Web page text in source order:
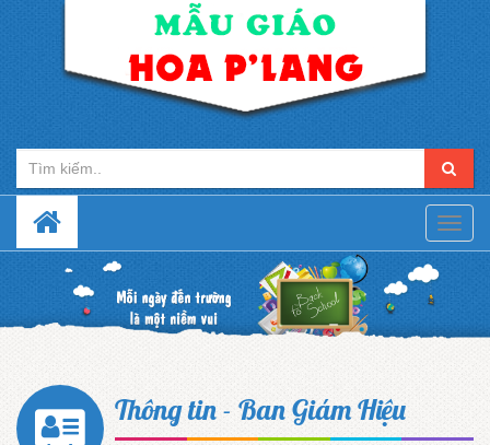
Toggle
Thông tin - Ban Giám Hiệu